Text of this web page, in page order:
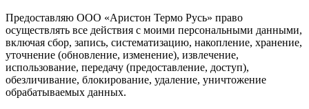
Предоставляю ООО «Аристон Термо Русь» право
осуществлять все действия с моими персональными данными,
включая сбор, запись, систематизацию, накопление, хранение,
уточнение (обновление, изменение), извлечение,
использование, передачу (предоставление, доступ),
обезличивание, блокирование, удаление, уничтожение
обрабатываемых данных.